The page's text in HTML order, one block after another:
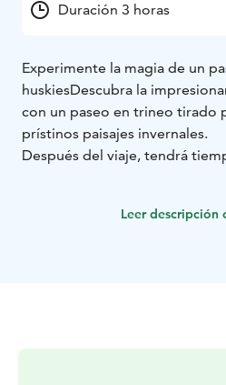
Duración 3 horas
Experimente la magia de un
huskiesDescubra la
con un paseo en trineo tirado
prístinos paisajes invernales.
Después del viaje, tendrá
Esta excursión es perfecta
Leer descripción